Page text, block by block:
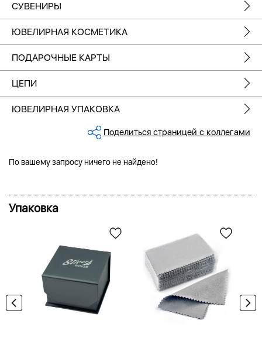
СУВЕНИРЫ
ЮВЕЛИРНАЯ КОСМЕТИКА
ПОДАРОЧНЫЕ КАРТЫ
ЦЕПИ
ЮВЕЛИРНАЯ УПАКОВКА
Поделиться страницей с коллегами
По вашему запросу ничего не найдено!
Упаковка